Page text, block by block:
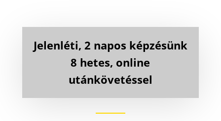
Jelenléti, 2 napos képzésünk
8 hetes, online
utánkövetéssel